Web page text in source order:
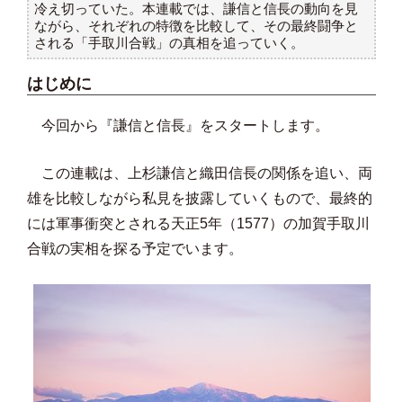
冷え切っていた。本連載では、謙信と信長の動向を見
ながら、それぞれの特徴を比較して、その最終闘争と
される「手取川合戦」の真相を追っていく。
はじめに
今回から『謙信と信長』をスタートします。
この連載は、上杉謙信と織田信長の関係を追い、両
雄を比較しながら私見を披露していくもので、最終的
には軍事衝突とされる天正5年（1577）の加賀手取川
合戦の実相を探る予定でいます。